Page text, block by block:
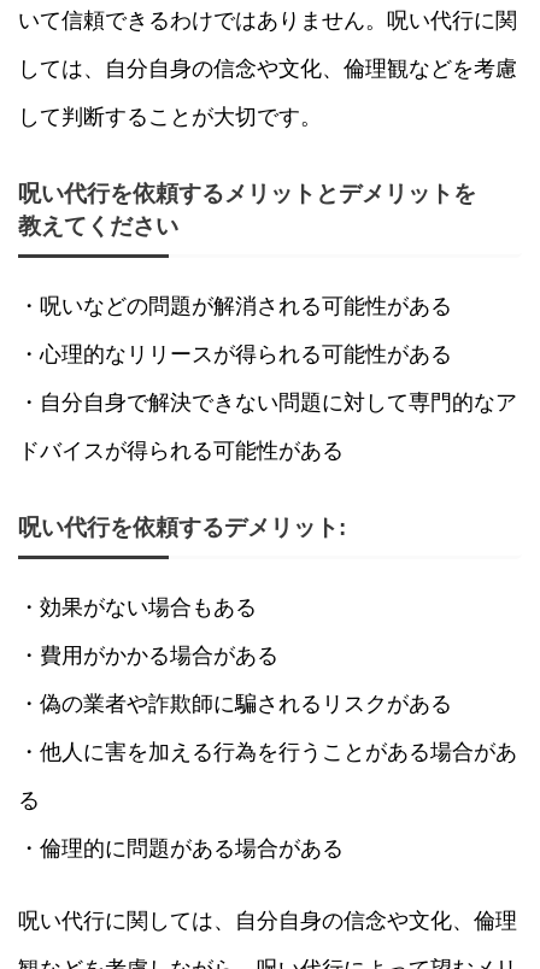
いて信頼できるわけではありません。呪い代行に関
しては、自分自身の信念や文化、倫理観などを考慮
して判断することが大切です。
呪い代行を依頼するメリットとデメリットを
教えてください
・呪いなどの問題が解消される可能性がある
・心理的なリリースが得られる可能性がある
・自分自身で解決できない問題に対して専門的なア
ドバイスが得られる可能性がある
呪い代行を依頼するデメリット:
・効果がない場合もある
・費用がかかる場合がある
・偽の業者や詐欺師に騙されるリスクがある
・他人に害を加える行為を行うことがある場合があ
る
・倫理的に問題がある場合がある
呪い代行に関しては、自分自身の信念や文化、倫理